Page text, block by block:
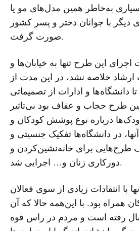
به‌خاطر همین مدل‌های مو یا
با جوانان دختر و پسر کشور
صورت گرفت.
اجرای این طرح تنها به خیابان‌ها و
خلاصه نشد، در این مدت از
دانشگاه‌ها و ادارات از تصمیماتی
طرح حجاب و عفاف بود بی‌تاثیر
درباره نوع پوشش کودکان و
در دانشگاه‌ها تفکیک جنسیتی و
طرح‌هایی برای خانه‌نشین‌کردن و
دورکاری زنان و… اجرایی شد.
با انتقادات زیادی از سوی فعالان
همراه بود. با این‌همه حالا که آن
رفته است و مردم در راس قوه